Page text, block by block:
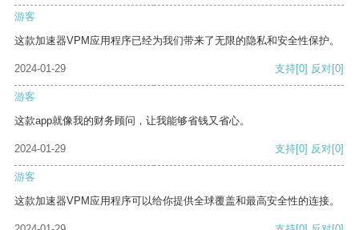
游客
这款加速器VPM应用程序已经为我们带来了无限的隐私和安全性保护。
2024-01-29 支持[0] 反对[0]
游客
这款app就像我的财务顾问，让我能够省钱又省心。
2024-01-29 支持[0] 反对[0]
游客
这款加速器VPM应用程序可以给你提供全球覆盖和最高安全性的连接。